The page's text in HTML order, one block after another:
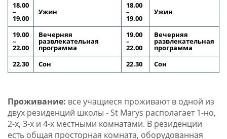
18.00
–
19.00
Ужин
18.00
–
19.00
Ужин
19.00
–
22.00
Вечерняя
развлекательная
программа
19.00
–
22.00
Вечерняя
развлекательная
программа
22.30
Сон 22.30 Сон
Проживание: все учащиеся проживают в одной из
двух резиденций школы - St Marys располагает 1-но,
2-х, 3-х и 4-х местными комнатами. В резиденции
есть общая просторная комната, оборудованная